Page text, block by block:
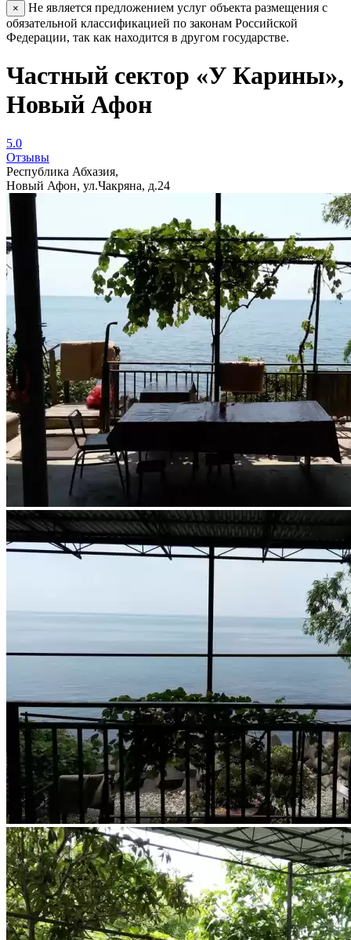
×
Не является предложением услуг объекта размещения с
обязательной классификацией по законам Российской
Федерации, так как находится в другом государстве.
Частный сектор «У Карины»,
Новый Афон
5.0
Отзывы
Республика Абхазия,
Новый Афон, ул.Чакряна, д.24